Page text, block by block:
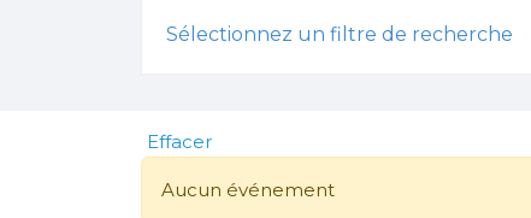
Sélectionnez un filtre de recherche
Effacer
Aucun événement